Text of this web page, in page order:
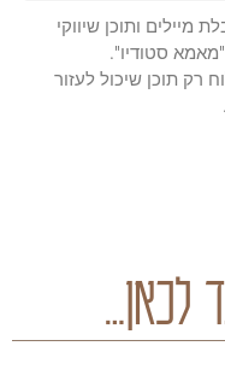
ותוכן שיווקי
סטודיו".
תוכן שיכול לעזור